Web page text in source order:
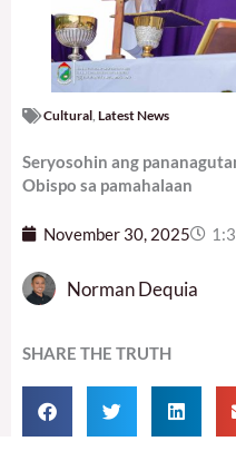
Cultural Latest News
Seryosohin ang
Obispo sa pamahalaan
November 30, 2025
Norman Dequia
SHARE THE TRUTH